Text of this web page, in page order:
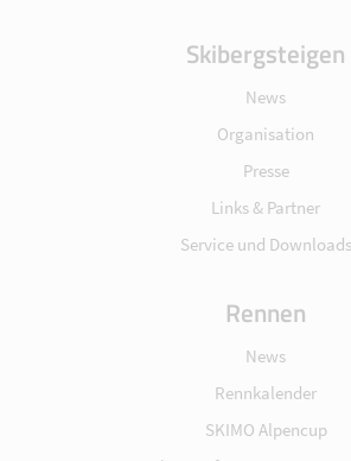
Skibergsteigen
News
Organisation
Presse
Links & Partner
Service und Downloads
Rennen
News
Rennkalender
SKIMO Alpencup